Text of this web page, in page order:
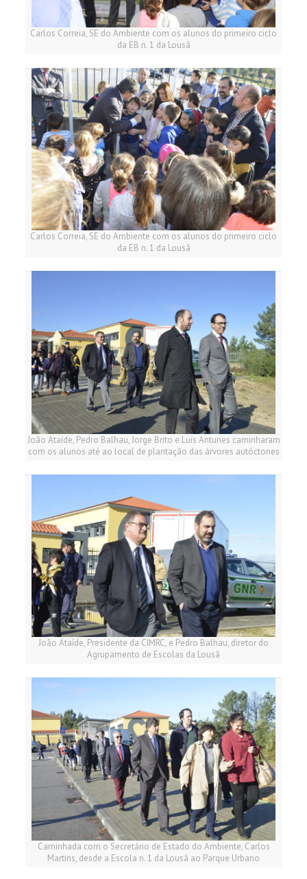
Carlos Correia, SE do Ambiente com os alunos do primeiro ciclo
da EB n. 1 da Lousã
Carlos Correia, SE do Ambiente com os alunos do primeiro ciclo
da EB n. 1 da Lousã
João Ataíde, Pedro Balhau, Jorge Brito e Luís Antunes caminharam
com os alunos até ao local de plantação das árvores autóctones
João Ataíde, Presidente da CIMRC, e Pedro Balhau, diretor do
Agrupamento de Escolas da Lousã
Caminhada com o Secretário de Estado do Ambiente, Carlos
Martins, desde a Escola n. 1 da Lousã ao Parque Urbano